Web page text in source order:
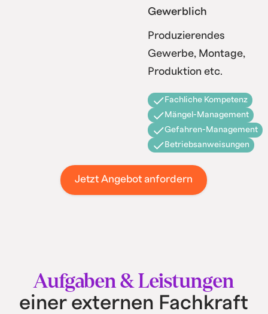
Gewerblich
Produzierendes
Gewerbe, Montage,
Produktion etc.
Fachliche Kompetenz
Mängel-Management
Gefahren-Management
Betriebsanweisungen
Jetzt Angebot anfordern
Aufgaben & Leistungen
einer externen Fachkraft